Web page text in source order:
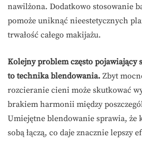
nawilżona. Dodatkowo stosowanie
pomoże uniknąć nieestetycznych
trwałość całego makijażu.
Kolejny problem często pojawiający
to technika blendowania. Zbyt
rozcieranie cieni może skutkować
brakiem harmonii między
Umiejętne blendowanie sprawia, że
sobą łączą, co daje znacznie lepszy